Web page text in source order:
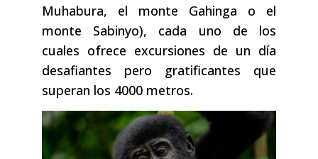
Muhabura, el monte Gahinga o el
monte Sabinyo), cada uno de los
cuales ofrece excursiones de un día
desafiantes pero gratificantes que
superan los 4000 metros.